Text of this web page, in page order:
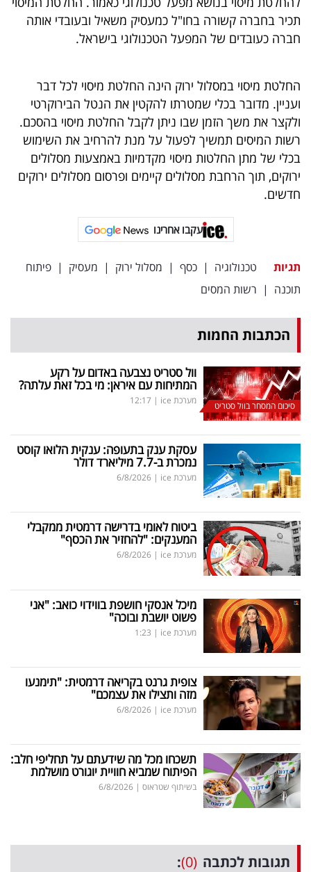
תכיר בחברה קשורה בחו"ל כמעסיק משאיל ובעובדי אותה
חברה כעובדים של המפעל הטכנולוגי בישראל.
החלטת מיסוי במסלול ירוק הינה החלטת מיסוי לכל דבר
ועניין. מדובר בכלי שמטרתו להקטין את הנטל הבירוקרטי
ולקצר את משך הזמן שבו ניתן לקבל החלטת מיסוי בהסכם.
רשות המיסים תמשיך לפעול על מנת להרחיב את השימוש
בכלי של מתן החלטות מיסוי מקדמיות באמצעות מסלולים
ירוקים, תוך הרחבת מסלולים קיימים ופרסום מסלולים ירוקים
חדשים.
עקבו אחרינו
תגיות טכנולוגיה | כסף | מסלול ירוק | מעסיק | פיתוח
תוכנה | רשות המסים
הכתבות החמות
סיכום המסחר בוול סטריט
וול סטריט נצבעה באדום על רקע
המתיחות עם איראן: מי בכל זאת עלתה?
מערכת ice |
12:17
עסקת ענק בתעופה: ענקית הלואו קוסט
נמכרת ב-7.7 מיליארד דולר
מערכת ice |
6/8/2026
ביטוח לאומי בדרישה דרמטית ממקבלי
המענקים: "להחזיר את הכסף"
מערכת ice |
6/8/2026
מיכל אנסקי חושפת בווידוי כואב: "אני
פשוט יושבת ובוכה"
מערכת ice |
1:23
צופית גרנט בקריאה דרמטית: "תימנעו
מזה ותצילו את עצמכם"
מערכת ice |
6/8/2026
תשכחו מכל מה שידעתם על תחליפי חלב:
הפיתוח שמביא חוויית יוגורט מושלמת
בשיתוף שטראוס |
6/8/2026
תגובות לכתבה (0)
: